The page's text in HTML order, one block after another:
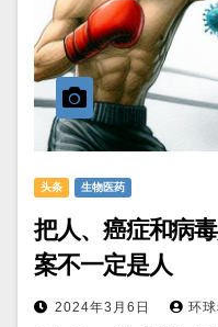
头条 生物医药
把人、癌症和病
案不一定是人
2024年3月6日 环